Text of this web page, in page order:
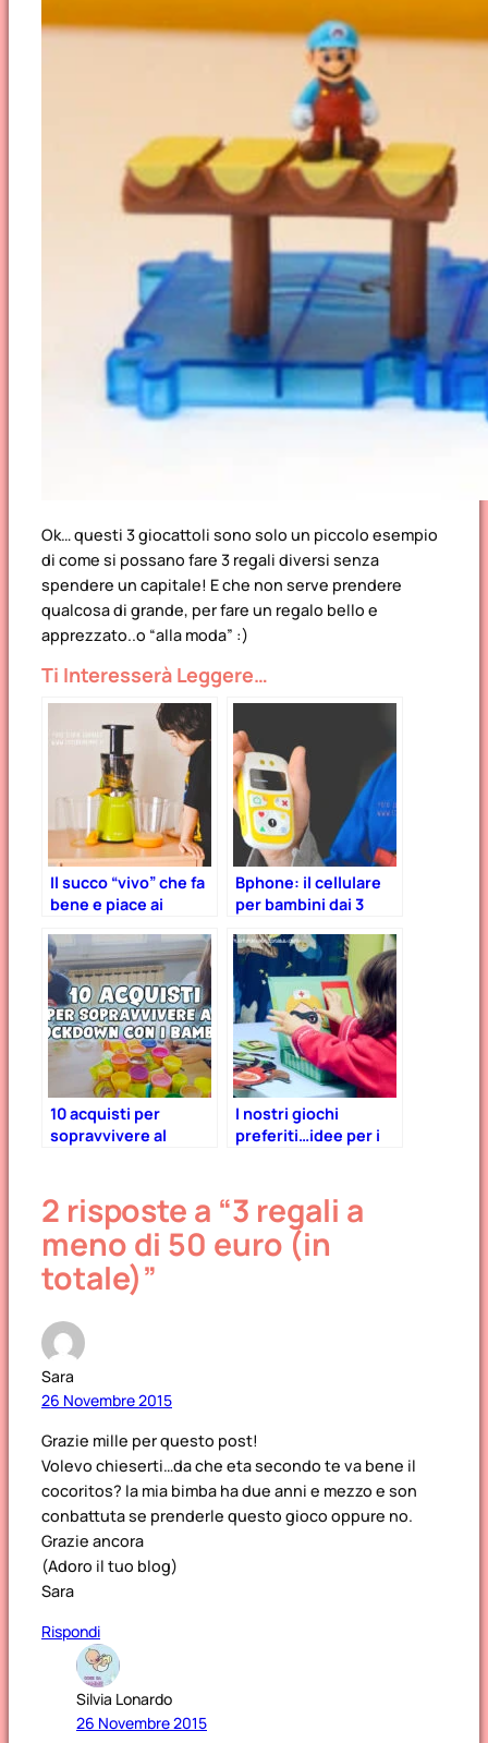
Ok… questi 3 giocattoli sono solo un piccolo esempio
di come si possano fare 3 regali diversi senza
spendere un capitale! E che non serve prendere
qualcosa di grande, per fare un regalo bello e
apprezzato..o “alla moda” :)
Ti Interesserà Leggere…
Il succo “vivo” che fa
bene e piace ai
di frutta Essenzia
Bphone: il cellulare
per bambini dai 3
10 acquisti per
sopravvivere al
I nostri giochi
preferiti…idee per i
2 risposte a “3 regali a
meno di 50 euro (in
totale)”
Sara
26 Novembre 2015
Grazie mille per questo post!
Volevo chieserti…da che eta secondo te va bene il
cocoritos? la mia bimba ha due anni e mezzo e son
conbattuta se prenderle questo gioco oppure no.
Grazie ancora
(Adoro il tuo blog)
Sara
Rispondi
Silvia Lonardo
26 Novembre 2015